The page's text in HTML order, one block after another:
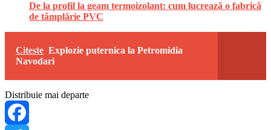
De la profil la geam termoizolant: cum lucrează o fabrică
de tâmplărie PVC
Citeste Explozie puternica la Petromidia
Navodari
Distribuie mai departe